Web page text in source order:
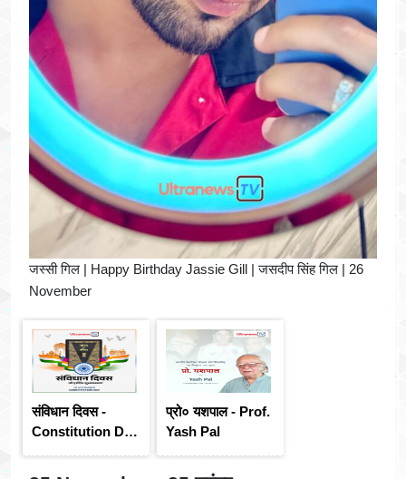
जस्सी गिल | Happy Birthday Jassie Gill | जसदीप सिंह गिल | 26
November
संविधान दिवस -
Constitution Day
प्रो० यशपाल - Prof.
Yash Pal